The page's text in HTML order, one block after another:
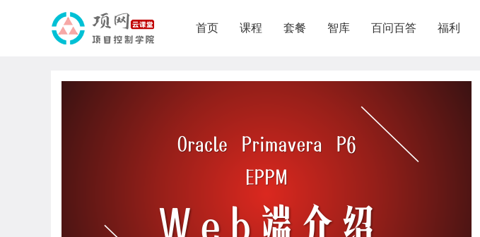
首页 课程 套餐 智库 百问百答 福利